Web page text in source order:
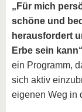
„Für mich
schöne und
herausfordert
Erbe sein
ein Programm,
sich aktiv
eigenen Weg in